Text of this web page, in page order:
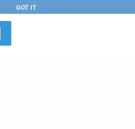
GOT IT